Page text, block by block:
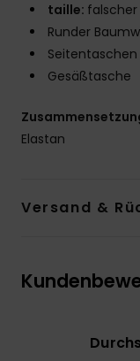
taille: falscher
Runder
Seitentaschen
Gesäßtasche
Elastan
Versand &